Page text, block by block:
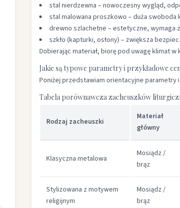
stal nierdzewna – nowoczesny wygląd,
stal malowana proszkowo – duża
drewno szlachetne – estetyczne, wymaga
szkło (kapturki, osłony) – zwiększa
Dobierając materiał, biorę pod uwagę klimat
Jakie są typowe parametry i przykładowe
Poniżej przedstawiam orientacyjne
Tabela porównawcza zacheuszków
Rodzaj zacheuszki
Materiał
główny
Klasyczna metalowa
Mosiądz /
brąz
Stylizowana z motywem
religijnym
Mosiądz /
brąz